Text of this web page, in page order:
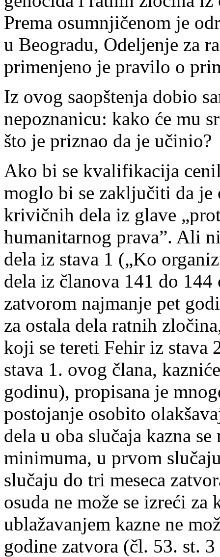
Prema osumnjičenom je
u Beogradu, Odeljenje za
primenjeno je pravilo o
Iz ovog saopštenja dobio
nepoznanicu: kako će mu
što je priznao da je učinio?
Ako bi se kvalifikacija
moglo bi se zaključiti da
krivičnih dela iz glave
humanitarnog prava”. Ali
dela iz stava 1 („Ko
dela iz članova 141 do 144
zatvorom najmanje pet
za ostala dela ratnih
koji se tereti Fehir iz stava
stava 1. ovog člana,
godinu), propisana je
postojanje osobito
dela u oba slučaja kazna
minimuma, u prvom
slučaju do tri meseca
osuda ne može se izreći
ublažavanjem kazne ne
godine zatvora (čl. 53. st.